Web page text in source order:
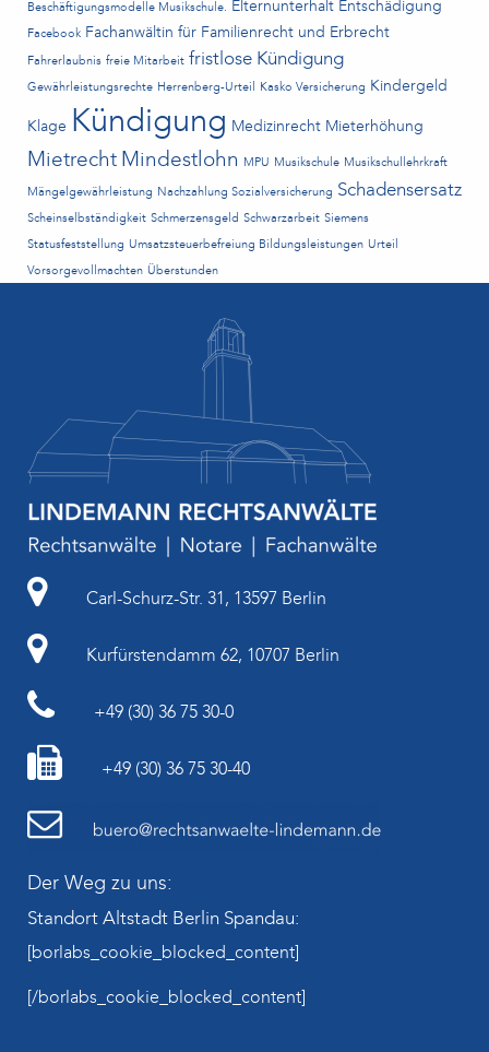
Beschäftigungsmodelle Musikschule. Elternunterhalt Entschädigung
Facebook Fachanwältin für Familienrecht und Erbrecht
Fahrerlaubnis freie Mitarbeit fristlose Kündigung
Gewährleistungsrechte Herrenberg-Urteil Kasko Versicherung Kindergeld
Klage Kündigung Medizinrecht Mieterhöhung
Mietrecht Mindestlohn MPU Musikschule Musikschullehrkraft
Mängelgewährleistung Nachzahlung Sozialversicherung Schadensersatz
Scheinselbständigkeit Schmerzensgeld Schwarzarbeit Siemens
Statusfeststellung Umsatzsteuerbefreiung Bildungsleistungen Urteil
Vorsorgevollmachten Überstunden
Carl-Schurz-Str. 31, 13597 Berlin
Kurfürstendamm 62, 10707 Berlin
+49 (30) 36 75 30-0
+49 (30) 36 75 30-40
Der Weg zu uns:
Standort Altstadt Berlin Spandau:
[borlabs_cookie_blocked_content]
[/borlabs_cookie_blocked_content]